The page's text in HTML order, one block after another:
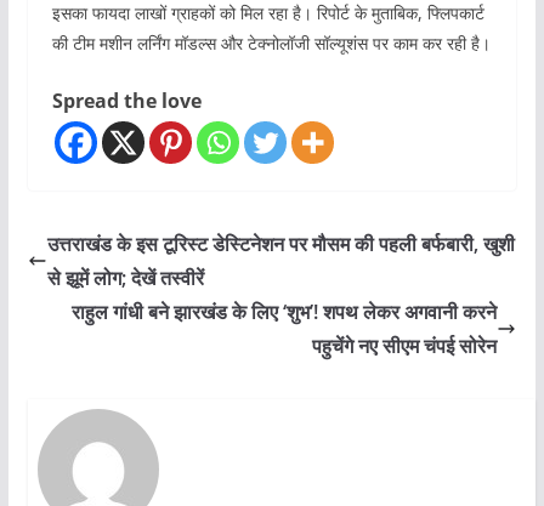
इसका फायदा लाखों ग्राहकों को मिल रहा है। रिपोर्ट के मुताबिक, फ्लिपकार्ट
की टीम मशीन लर्निंग मॉडल्स और टेक्नोलॉजी सॉल्यूशंस पर काम कर रही है।
Spread the love
उत्तराखंड के इस टूरिस्ट डेस्टिनेशन पर मौसम की पहली बर्फबारी, खुशी
से झूमें लोग; देखें तस्वीरें
राहुल गांधी बने झारखंड के लिए ‘शुभ’! शपथ लेकर अगवानी करने
पहुचेंगे नए सीएम चंपई सोरेन